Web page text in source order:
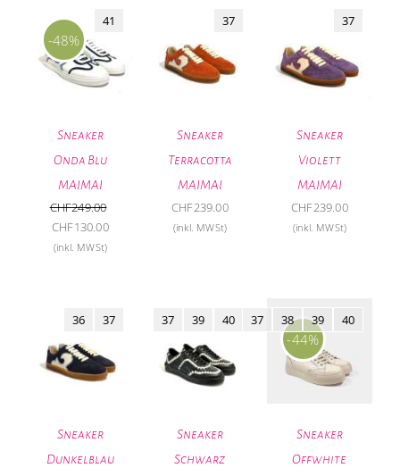
-48%
Sneaker
Onda Blu
MAIMAI
41
CHF249.00
Ursprünglicher
Preis
CHF130.00Aktueller
(inkl. MWSt)
Sneaker
Terracotta
MAIMAI
37
CHF239.00
(inkl. MWSt)
Sneaker
Violett
MAIMAI
37
CHF239.00
(inkl. MWSt)
Sneaker
Dunkelblau
36 37
Sneaker
Schwarz
37 39 40
-44%
Sneaker
Offwhite
37 38 39 40